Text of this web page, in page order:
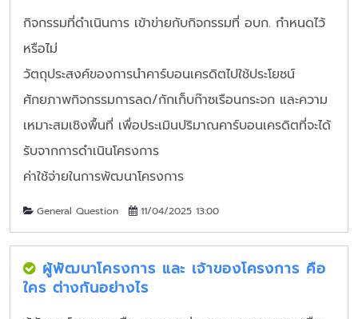
กิจกรรมที่ดำเนินการ เข้าข่ายกับกิจกรรมที่ อบก. กำหนดไว้
หรือไม่
วัตถุประสงค์ของการนำคาร์บอนเครดิตไปใช้ประโยชน์
ศักยภาพกิจกรรมการลด/กักเก็บก๊าซเรือนกระจก และความ
เหมาะสมเชิงพื้นที่ เพื่อประเมินปริมาณคาร์บอนเครดิตที่จะได้
รับจากการดำเนินโครงการ
ค่าใช้จ่ายในการพัฒนาโครงการ
General Question 11/04/2025 13:00
ผู้พัฒนาโครงการ และ เจ้าของโครงการ คือ
ใคร ต่างกันอย่างไร